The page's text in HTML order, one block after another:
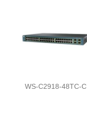
WS-C2918-48TC-C